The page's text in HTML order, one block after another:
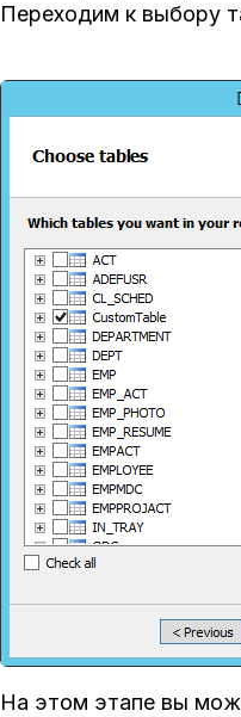
Переходим к выбору
На этом этапе вы